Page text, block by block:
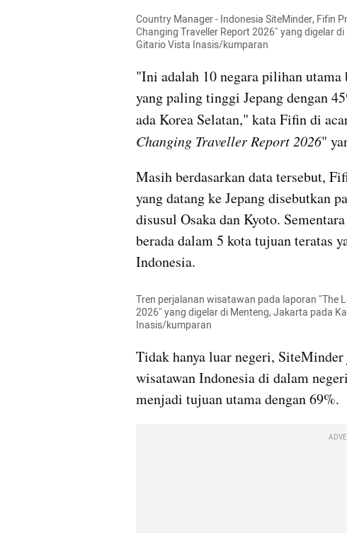
Country Manager - Indonesia SiteMinder, Fifin
Changing Traveller Report 2026" yang digelar
Gitario Vista Inasis/kumparan
"Ini adalah 10 negara pilihan
yang paling tinggi Jepang dengan
ada Korea Selatan," kata Fifin di
Changing Traveller Report 2026"
Masih berdasarkan data tersebut,
yang datang ke Jepang disebutkan
disusul Osaka dan Kyoto.
berada dalam 5 kota tujuan teratas
Indonesia.
Tren perjalanan wisatawan pada laporan "The
2026" yang digelar di Menteng, Jakarta pada
Inasis/kumparan
Tidak hanya luar negeri,
wisatawan Indonesia di dalam
menjadi tujuan utama dengan 69%.